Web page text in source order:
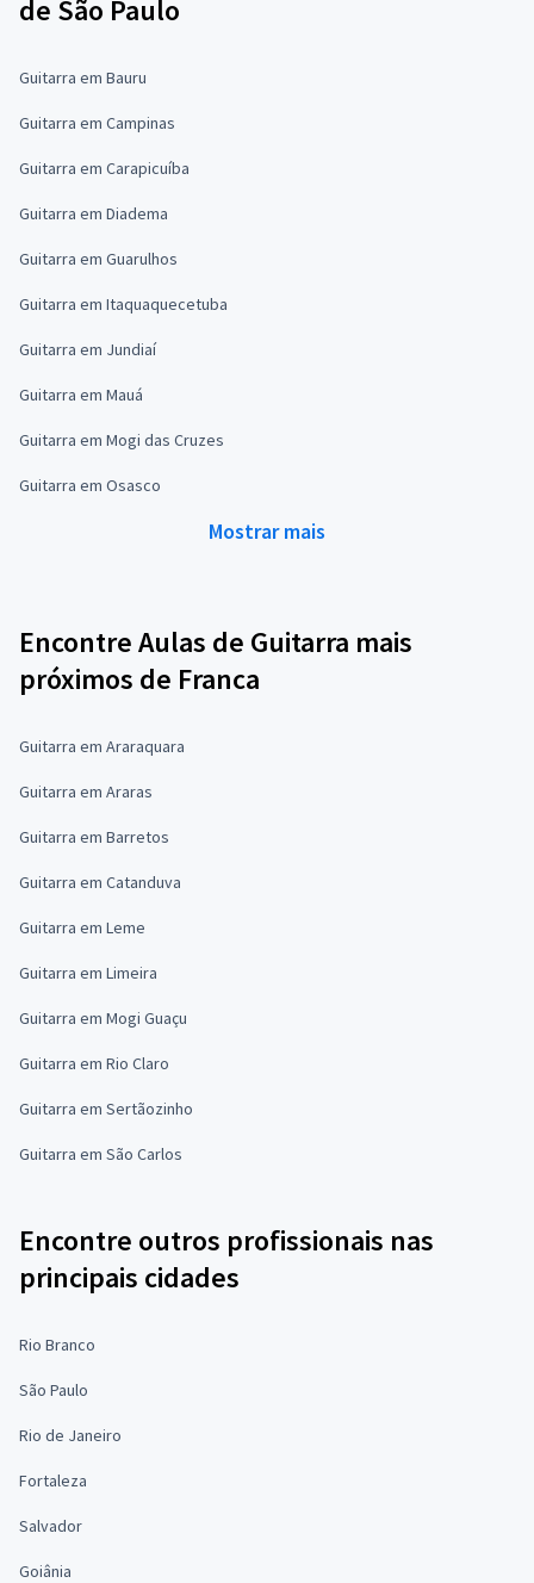
de São Paulo
Guitarra em Bauru
Guitarra em Campinas
Guitarra em Carapicuíba
Guitarra em Diadema
Guitarra em Guarulhos
Guitarra em Itaquaquecetuba
Guitarra em Jundiaí
Guitarra em Mauá
Guitarra em Mogi das Cruzes
Guitarra em Osasco
Mostrar mais
Encontre Aulas de Guitarra mais
próximos de Franca
Guitarra em Araraquara
Guitarra em Araras
Guitarra em Barretos
Guitarra em Catanduva
Guitarra em Leme
Guitarra em Limeira
Guitarra em Mogi Guaçu
Guitarra em Rio Claro
Guitarra em Sertãozinho
Guitarra em São Carlos
Encontre outros profissionais nas
principais cidades
Rio Branco
São Paulo
Rio de Janeiro
Fortaleza
Salvador
Goiânia